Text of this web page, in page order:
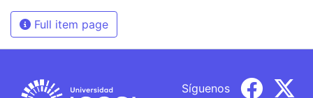
Full item page
Síguenos